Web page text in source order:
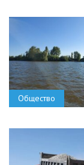
Общество